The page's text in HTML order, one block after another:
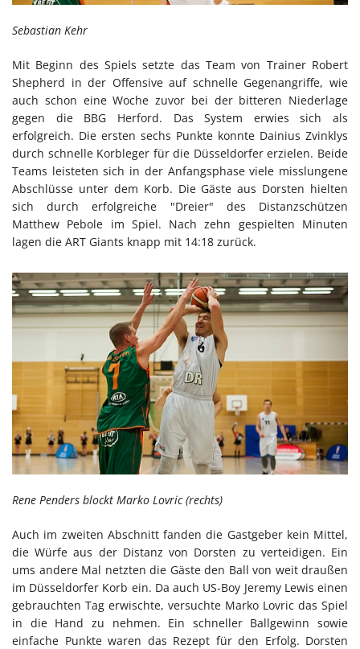
Sebastian Kehr
Mit Beginn des Spiels setzte das Team von Trainer Robert
Shepherd in der Offensive auf schnelle Gegenangriffe, wie
auch schon eine Woche zuvor bei der bitteren Niederlage
gegen die BBG Herford. Das System erwies sich als
erfolgreich. Die ersten sechs Punkte konnte Dainius Zvinklys
durch schnelle Korbleger für die Düsseldorfer erzielen. Beide
Teams leisteten sich in der Anfangsphase viele misslungene
Abschlüsse unter dem Korb. Die Gäste aus Dorsten hielten
sich durch erfolgreiche "Dreier" des Distanzschützen
Matthew Pebole im Spiel. Nach zehn gespielten Minuten
lagen die ART Giants knapp mit 14:18 zurück.
Rene Penders blockt Marko Lovric (rechts)
Auch im zweiten Abschnitt fanden die Gastgeber kein Mittel,
die Würfe aus der Distanz von Dorsten zu verteidigen. Ein
ums andere Mal netzten die Gäste den Ball von weit draußen
im Düsseldorfer Korb ein. Da auch US-Boy Jeremy Lewis einen
gebrauchten Tag erwischte, versuchte Marko Lovric das Spiel
in die Hand zu nehmen. Ein schneller Ballgewinn sowie
einfache Punkte waren das Rezept für den Erfolg. Dorsten